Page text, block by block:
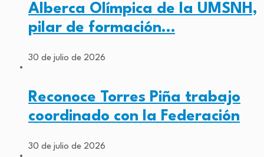
Alberca Olímpica de la UMSNH,
pilar de formación…
30 de julio de 2026
Reconoce Torres Piña trabajo
coordinado con la Federación
30 de julio de 2026